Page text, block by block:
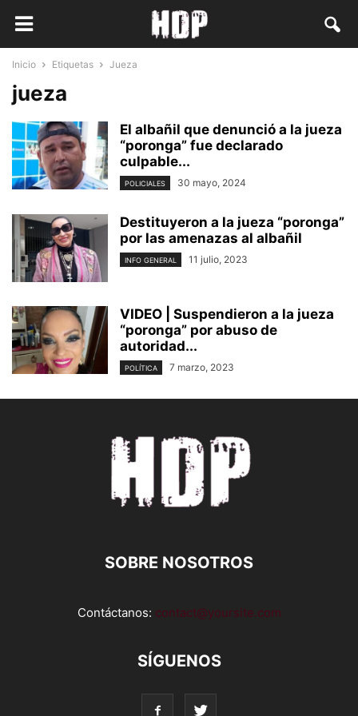
Inicio Etiquetas Jueza
jueza
El albañil que denunció a la jueza
“poronga” fue declarado
culpable...
POLICIALES 30 mayo, 2024
Destituyeron a la jueza “poronga”
por las amenazas al albañil
INFO GENERAL 11 julio, 2023
VIDEO | Suspendieron a la jueza
“poronga” por abuso de
autoridad...
POLÍTICA 7 marzo, 2023
SOBRE NOSOTROS
Contáctanos: contact@yoursite.com
SÍGUENOS